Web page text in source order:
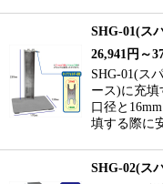
SHG-01(ス
26,941 円 ～
SHG-01(ス
ース)に充填
口径と
填する際に
SHG-02(ス